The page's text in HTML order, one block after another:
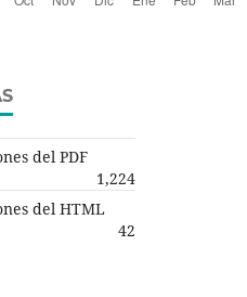
del PDF
1,224
del HTML
42